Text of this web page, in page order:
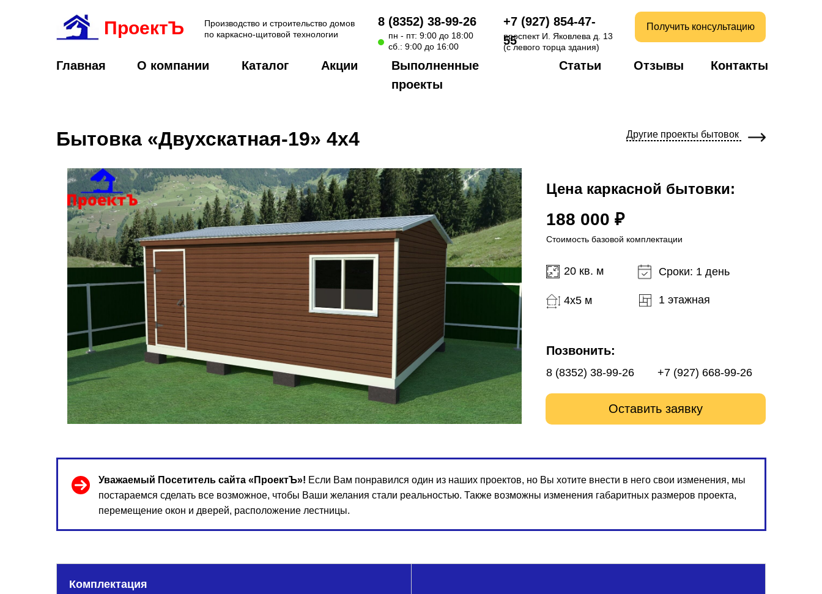
Производство и строительство домов
по каркасно-щитовой технологии
8 (8352) 38-99-26
+7 (927) 854-47-
55
Получить консультацию
пн - пт: 9:00 до 18:00
сб.: 9:00 до 16:00
проспект И. Яковлева д. 13
(с левого торца здания)
Главная О компании Каталог
ПроектЪ
Акции
Выполненные
проекты
Статьи Отзывы Контакты
Бытовка «Двухскатная-19» 4x4 Другие проекты бытовок
+7 (927) 668-99-26
8 (8352) 38-99-26
Цена каркасной бытовки:
Позвонить:
Оставить заявку
20 кв. м
4x5 м
Сроки: 1 день
1 этажная
188 000 ₽
Стоимость базовой комплектации
Цена со скидкой
Уважаемый Посетитель сайта «ПроектЪ»! Если Вам понравился один из наших проектов, но Вы хотите внести в него свои изменения, мы
постараемся сделать все возможное, чтобы Ваши желания стали реальностью. Также возможны изменения габаритных размеров проекта,
перемещение окон и дверей, расположение лестницы.
Комплектация